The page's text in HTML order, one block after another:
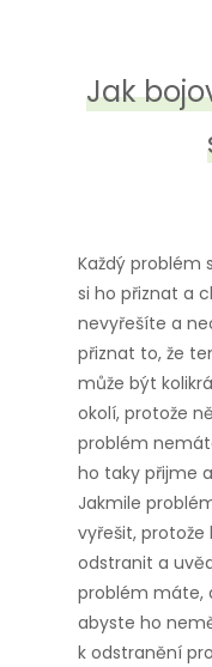
Jak
Každý problém
si ho přiznat a
nevyřešíte a
přiznat to, že
může být
okolí, protože
problém
ho taky přijme
Jakmile
vyřešit,
odstranit a
problém máte,
abyste ho
k odstranění